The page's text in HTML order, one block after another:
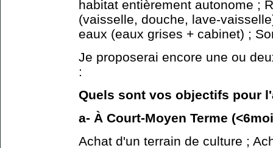
habitat entièrement autonome ;
(vaisselle, douche, lave-
eaux (eaux grises + cabinet) ;
Je proposerai encore une ou
:
Quels sont vos objectifs pour
a- À Court-Moyen Terme
Achat d'un terrain de culture ;